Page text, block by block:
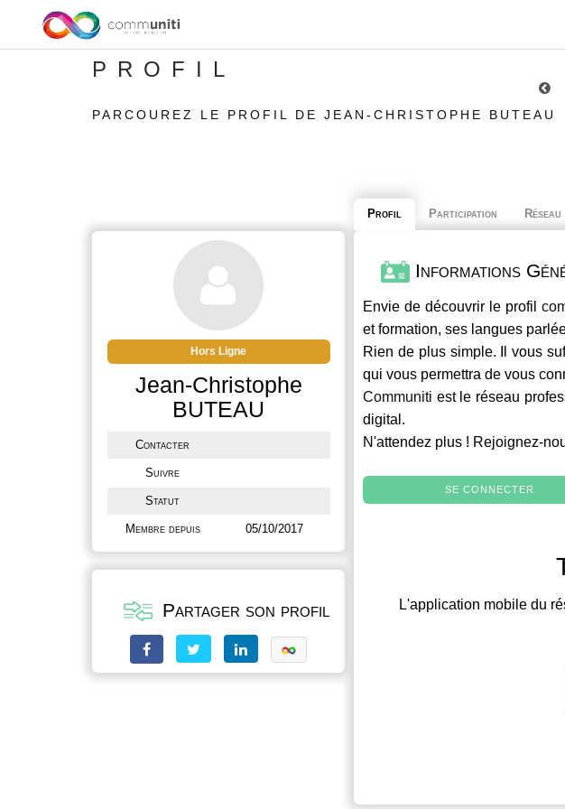
PROFIL
PARCOUREZ LE PROFIL DE JEAN-CHRISTOPHE BUTEAU
Hors Ligne
Jean-Christophe
BUTEAU
Contacter
Suivre
Statut
Membre depuis 05/10/2017
Partager son profil
Profil Participation Réseau
Informations
Envie de découvrir le profil
et formation, ses langues
Rien de plus simple. Il vous
qui vous permettra de vous
Communiti est le réseau
digital.
N'attendez plus ! Rejoignez-
SE CONNECTER
L'application mobile du